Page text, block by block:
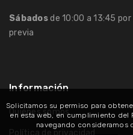
Sábadosde 10:00 a 13:45
previa
Información
Quiénes somos
Política de privacidad
Solicitamos su permiso para
en esta web, en cumplimiento del
navegando consideramos